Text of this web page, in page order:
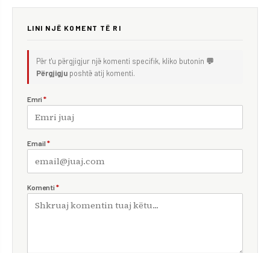
LINI NJË KOMENT TË RI
Për t'u përgjigjur një komenti specifik, kliko butonin 💬
Përgjigju poshtë atij komenti.
Emri *
Email *
Komenti *